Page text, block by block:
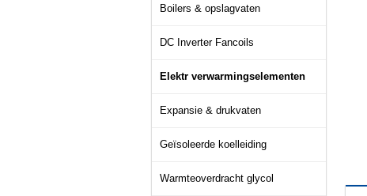
Boilers & opslagvaten
DC Inverter Fancoils
Elektr verwarmingselementen
Expansie & drukvaten
Geïsoleerde koelleiding
Warmteoverdracht glycol